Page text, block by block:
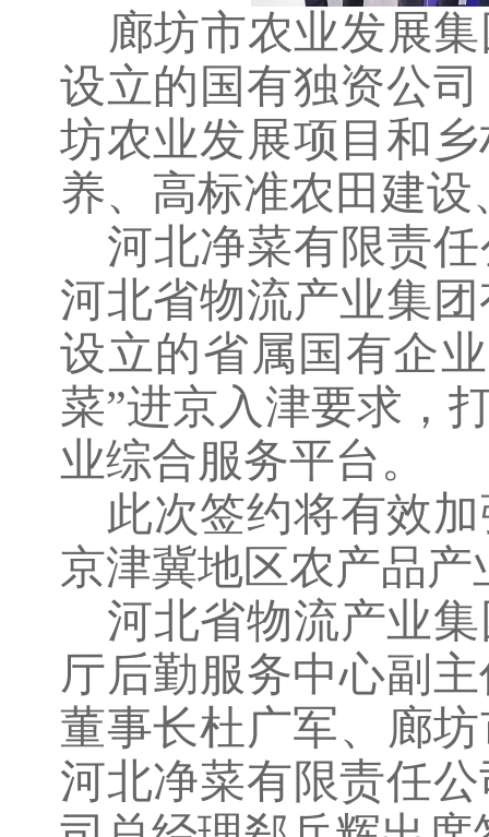
廊坊市农业发展
设立的国有独资公
坊农业发展项目和
养、高标准农田建
河北净菜有限责
河北省物流产业集
设立的省属国有企
菜”进京入津要求，
业综合服务平台。
此次签约将有效
京津冀地区农产品
河北省物流产业
厅后勤服务中心副
董事长杜广军、‌廊
河北净菜有限责任